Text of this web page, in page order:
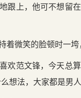
跟上，他可不想留
着微笑的脸顿时一
欢范文锋，今天总
想法，大家都是男